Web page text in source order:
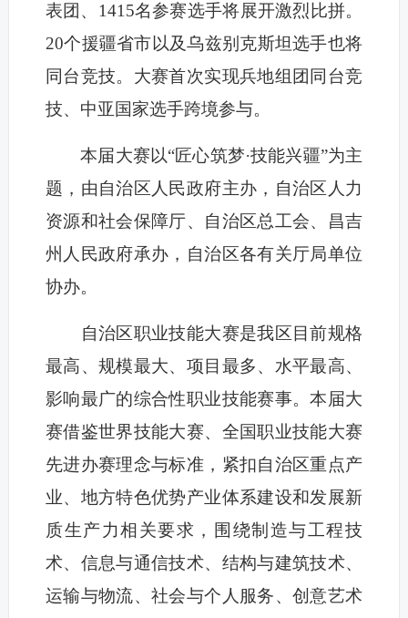
表团、1415名参赛选手将展开激烈比拼。
20个援疆省市以及乌兹别克斯坦选手也将
同台竞技。大赛首次实现兵地组团同台竞
技、中亚国家选手跨境参与。
本届大赛以“匠心筑梦·技能兴疆”为主
题，由自治区人民政府主办，自治区人力
资源和社会保障厅、自治区总工会、昌吉
州人民政府承办，自治区各有关厅局单位
协办。
自治区职业技能大赛是我区目前规格
最高、规模最大、项目最多、水平最高、
影响最广的综合性职业技能赛事。本届大
赛借鉴世界技能大赛、全国职业技能大赛
先进办赛理念与标准，紧扣自治区重点产
业、地方特色优势产业体系建设和发展新
质生产力相关要求，围绕制造与工程技
术、信息与通信技术、结构与建筑技术、
运输与物流、社会与个人服务、创意艺术